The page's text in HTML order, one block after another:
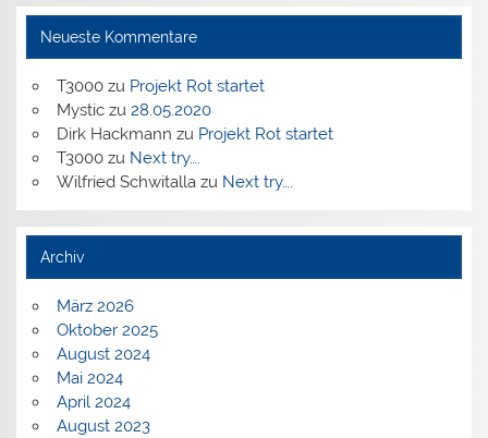
Neueste Kommentare
T3000zu Projekt Rot startet
Mysticzu 28.05.2020
Dirk Hackmann zu Projekt Rot startet
T3000zu Next try….
Wilfried Schwitalla zu Next try….
Archiv
März 2026
Oktober 2025
August 2024
Mai 2024
April 2024
August 2023